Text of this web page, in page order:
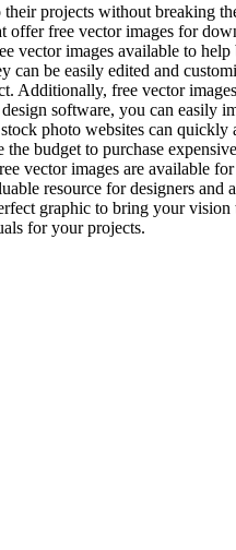
projects without breaking
free vector images for
vector images available to
be easily edited and
free vector
software, you can easily
photo websites can
budget to purchase
vector images are available
resource for designers
graphic to bring your
for your projects.